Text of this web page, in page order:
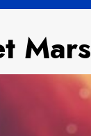
Mars